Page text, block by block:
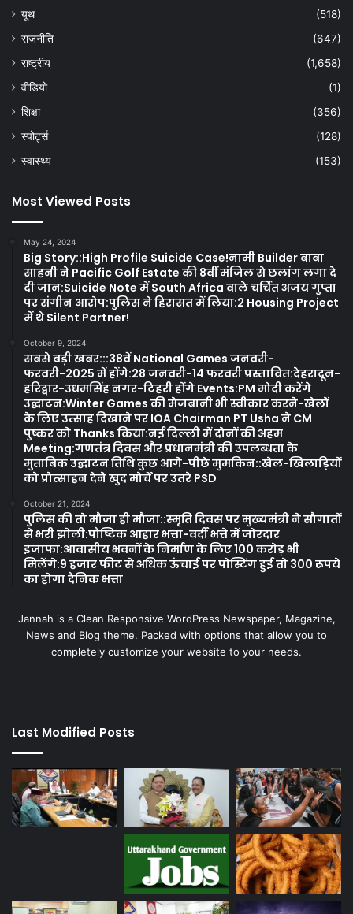
यूथ
(518)
राजनीति
(647)
राष्ट्रीय
(1,658)
वीडियो
(1)
शिक्षा
(356)
स्पोर्ट्स
(128)
स्वास्थ्य
(153)
Most Viewed Posts
May 24, 2024
Big Story::High Profile Suicide Case!नामी Builder बाबा
साहनी ने Pacific Golf Estate की 8वीं मंजिल से छलांग लगा दे
दी जान:Suicide Note में South Africa वाले चर्चित अजय गुप्ता
पर संगीन आरोप:पुलिस ने हिरासत में लिया:2 Housing Project
में थे Silent Partner!
October 9, 2024
सबसे बड़ी खबर:::38वें National Games जनवरी-
फरवरी-2025 में होंगे:28 जनवरी-14 फरवरी प्रस्तावित:देहरादून-
हरिद्वार-उधमसिंह नगर-टिहरी होंगे Events:PM मोदी करेंगे
उद्घाटन:Winter Games की मेजबानी भी स्वीकार करने-खेलों
के लिए उत्साह दिखाने पर IOA Chairman PT Usha ने CM
पुष्कर को Thanks किया:नई दिल्ली में दोनों की अहम
Meeting:गणतंत्र दिवस और प्रधानमंत्री की उपलब्धता के
मुताबिक उद्घाटन तिथि कुछ आगे-पीछे मुमकिन::खेल-खिलाड़ियों
को प्रोत्साहन देने खुद मोर्चे पर उतरे PSD
October 21, 2024
पुलिस की तो मौजा ही मौजा::स्मृति दिवस पर मुख्यमंत्री ने सौगातों
से भरी झोली:पौष्टिक आहार भत्ता-वर्दी भत्ते में जोरदार
इजाफा:आवासीय भवनों के निर्माण के लिए 100 करोड़ भी
मिलेंगे:9 हजार फीट से अधिक ऊंचाई पर पोस्टिंग हुई तो 300 रूपये
का होगा दैनिक भत्ता
Jannah is a Clean Responsive WordPress Newspaper, Magazine,
News and Blog theme. Packed with options that allow you to
completely customize your website to your needs.
Last Modified Posts